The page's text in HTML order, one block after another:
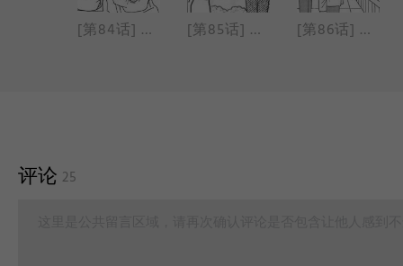
[第84话] 人与机器人之战 [第85话] 猎人的捕兽夹 [第86话] 粉色便当
评论 25